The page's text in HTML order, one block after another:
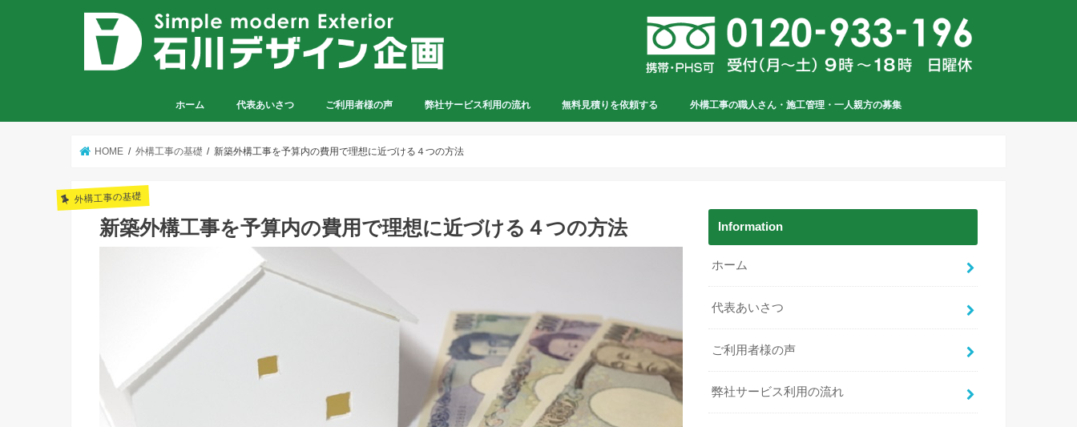
ホーム 代表あいさつ ご利用者様の声 弊社サービス利用の流れ 無料見積りを依頼する 外構工事の職人さん・施工管理・一人親方の募集
HOME 外構工事の基礎 新築外構工事を予算内の費用で理想に近づける４つの方法
外構工事の基礎
新築外構工事を予算内の費用で理想に近づける４つの方法 Information
ホーム
代表あいさつ
ご利用者様の声
弊社サービス利用の流れ